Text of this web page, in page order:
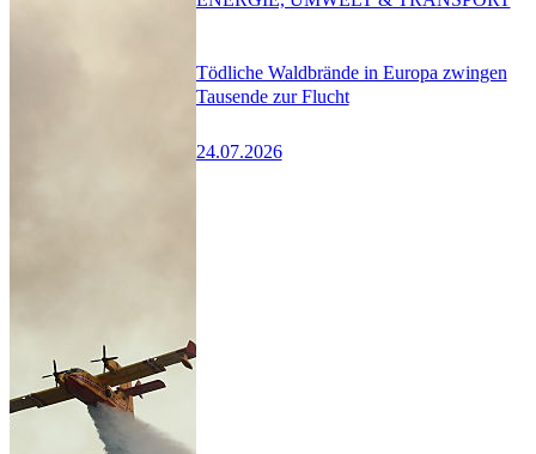
Tödliche Waldbrände in Europa zwingen
Tausende zur Flucht
24.07.2026